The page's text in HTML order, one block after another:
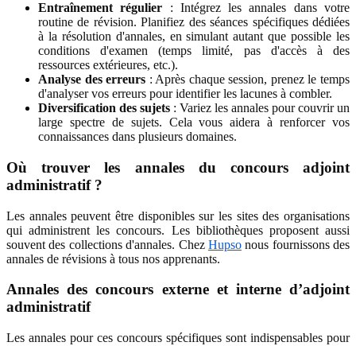
Entraînement régulier : Intégrez les annales dans votre
routine de révision. Planifiez des séances spécifiques dédiées
à la résolution d'annales, en simulant autant que possible les
conditions d'examen (temps limité, pas d'accès à des
ressources extérieures, etc.).
Analyse des erreurs : Après chaque session, prenez le temps
d'analyser vos erreurs pour identifier les lacunes à combler.
Diversification des sujets : Variez les annales pour couvrir un
large spectre de sujets. Cela vous aidera à renforcer vos
connaissances dans plusieurs domaines.
Où trouver les annales du concours adjoint
administratif ?
Les annales peuvent être disponibles sur les sites des organisations
qui administrent les concours. Les bibliothèques proposent aussi
souvent des collections d'annales. Chez Hupsonous fournissons des
annales de révisions à tous nos apprenants.
Annales des concours externe et interne d’adjoint
administratif
Les annales pour ces concours spécifiques sont indispensables pour